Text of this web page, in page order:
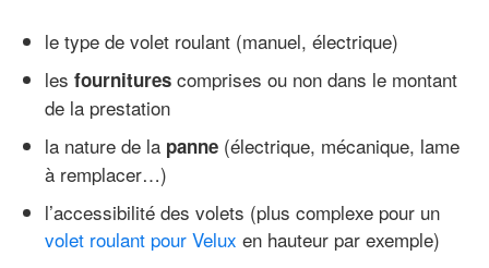
le type de volet roulant (manuel, électrique)
les fournitures comprises ou non dans le montant
de la prestation
la nature de la panne (électrique, mécanique, lame
à remplacer…)
l’accessibilité des volets (plus complexe pour un
volet roulant pour Velux en hauteur par exemple)